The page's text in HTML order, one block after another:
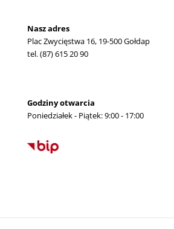
Nasz adres
Plac Zwycięstwa 16, 19-500 Gołdap
tel. (87) 615 20 90
Godziny otwarcia
Poniedziałek - Piątek: 9:00 - 17:00